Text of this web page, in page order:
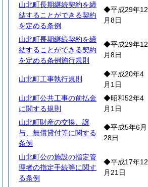
山北町長期継続契約を締
結することができる契約
を定める条例
◆平成29年12
月8日
山北町長期継続契約を締
結することができる契約
を定める条例施行規則
◆平成29年12
月8日
山北町工事執行規則
◆平成20年4
月1日
山北町公共工事の前払金
に関する規則
◆昭和52年4
月1日
山北町財産の交換、譲
与、無償貸付等に関する
条例
◆平成5年6月
28日
山北町公の施設の指定管
理者の指定手続等に関す
る条例
◆平成17年12
月21日